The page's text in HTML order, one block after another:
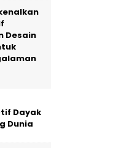
Desain
Dayak
Dunia